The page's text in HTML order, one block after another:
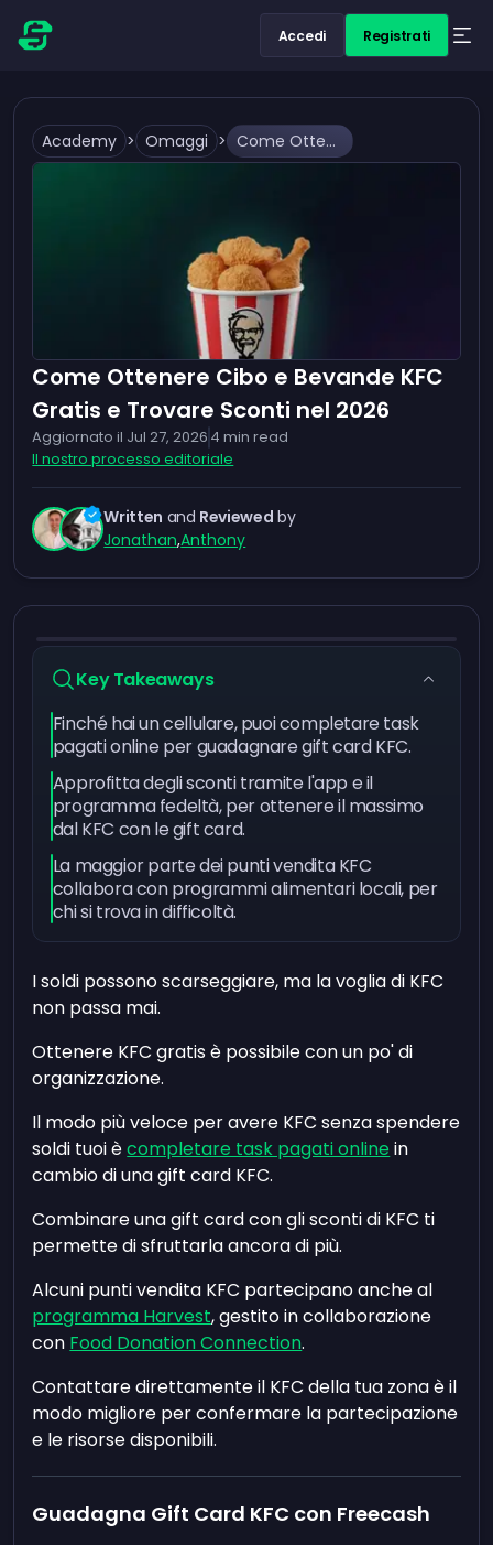
Accedi Registrati
Academy > Omaggi > Come Ottenere Cibo e Bevande KFC Gratis e Trovare Sconti nel 2026
Come Ottenere Cibo e Bevande KFC
Gratis e Trovare Sconti nel 2026
Aggiornato il Jul 27, 2026 4 min read
Il nostro processo editoriale
Written and Reviewed by
Jonathan,Anthony
Key Takeaways
Finché hai un cellulare, puoi completare task
pagati online per guadagnare gift card KFC.
Approfitta degli sconti tramite l'app e il
programma fedeltà, per ottenere il massimo
dal KFC con le gift card.
La maggior parte dei punti vendita KFC
collabora con programmi alimentari locali, per
chi si trova in difficoltà.
I soldi possono scarseggiare, ma la voglia di KFC
non passa mai.
Ottenere KFC gratis è possibile con un po' di
organizzazione.
Il modo più veloce per avere KFC senza spendere
soldi tuoi ècompletare task pagati online in
cambio di una gift card KFC.
Combinare una gift card con gli sconti di KFC ti
permette di sfruttarla ancora di più.
Alcuni punti vendita KFC partecipano anche al
programma Harvest, gestito in collaborazione
con Food Donation Connection.
Contattare direttamente il KFC della tua zona è il
modo migliore per confermare la partecipazione
e le risorse disponibili.
Guadagna Gift Card KFC con Freecash